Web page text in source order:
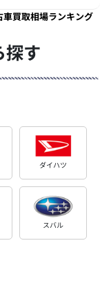
車買取相場ランキング
探す
ダイハツ
スバル